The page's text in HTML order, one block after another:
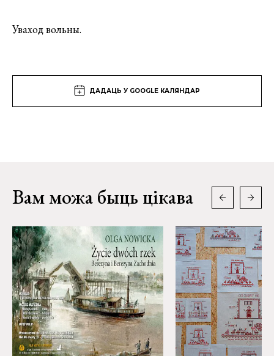
Уваход вольны.
ДАДАЦЬ У GOOGLE КАЛЯНДАР
Вам можа быць цікава